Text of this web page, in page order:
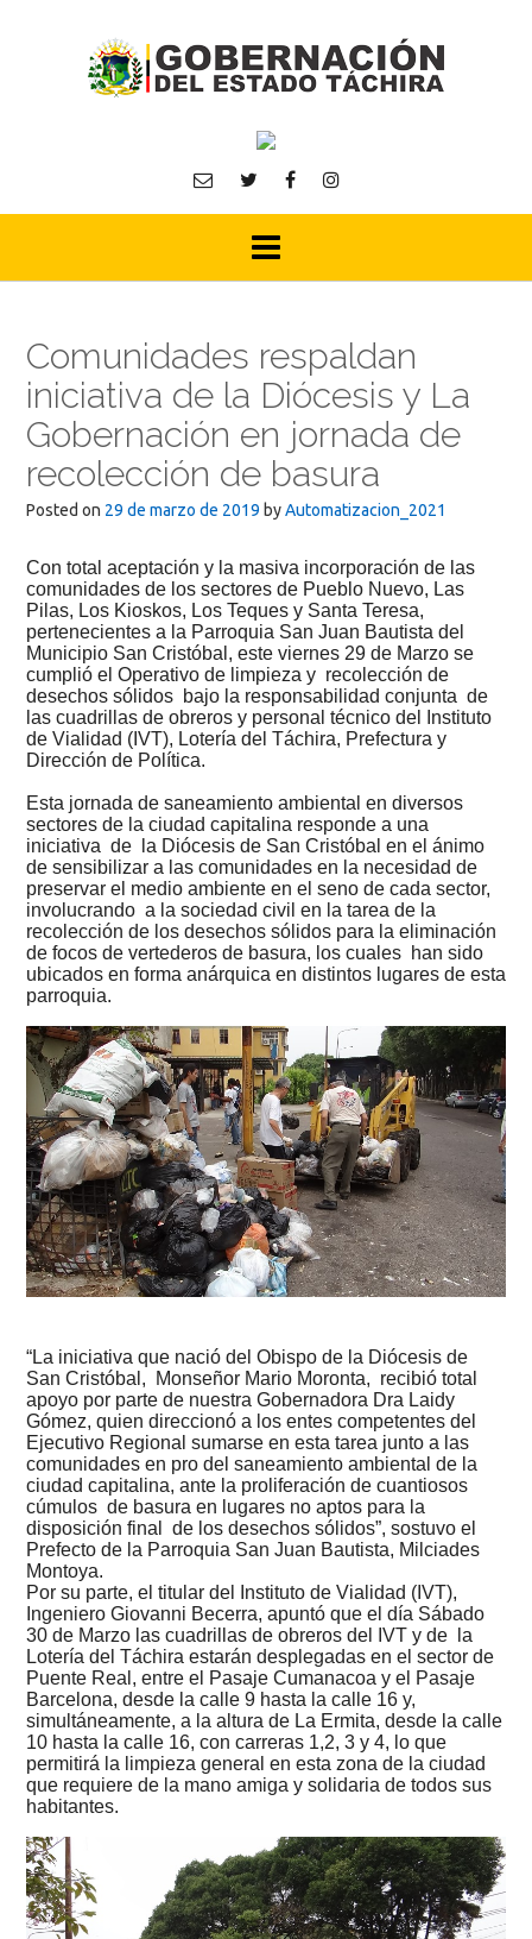
Comunidades respaldan
iniciativa de la Diócesis y La
Gobernación en jornada de
recolección de basura
Posted on 29 de marzo de 2019 byAutomatizacion_2021
Con total aceptación y la masiva incorporación de las
comunidades de los sectores de Pueblo Nuevo, Las
Pilas, Los Kioskos, Los Teques y Santa Teresa,
pertenecientes a la Parroquia San Juan Bautista del
Municipio San Cristóbal, este viernes 29 de Marzo se
cumplió el Operativo de limpieza y recolección de
desechos sólidos bajo la responsabilidad conjunta de
las cuadrillas de obreros y personal técnico del Instituto
de Vialidad (IVT), Lotería del Táchira, Prefectura y
Dirección de Política.
Esta jornada de saneamiento ambiental en diversos
sectores de la ciudad capitalina responde a una
iniciativa de la Diócesis de San Cristóbal en el ánimo
de sensibilizar a las comunidades en la necesidad de
preservar el medio ambiente en el seno de cada sector,
involucrando a la sociedad civil en la tarea de la
recolección de los desechos sólidos para la eliminación
de focos de vertederos de basura, los cuales han sido
ubicados en forma anárquica en distintos lugares de esta
parroquia.
“La iniciativa que nació del Obispo de la Diócesis de
San Cristóbal, Monseñor Mario Moronta, recibió total
apoyo por parte de nuestra Gobernadora Dra Laidy
Gómez, quien direccionó a los entes competentes del
Ejecutivo Regional sumarse en esta tarea junto a las
comunidades en pro del saneamiento ambiental de la
ciudad capitalina, ante la proliferación de cuantiosos
cúmulos de basura en lugares no aptos para la
disposición final de los desechos sólidos”, sostuvo el
Prefecto de la Parroquia San Juan Bautista, Milciades
Montoya.
Por su parte, el titular del Instituto de Vialidad (IVT),
Ingeniero Giovanni Becerra, apuntó que el día Sábado
30 de Marzo las cuadrillas de obreros del IVT y de la
Lotería del Táchira estarán desplegadas en el sector de
Puente Real, entre el Pasaje Cumanacoa y el Pasaje
Barcelona, desde la calle 9 hasta la calle 16 y,
simultáneamente, a la altura de La Ermita, desde la calle
10 hasta la calle 16, con carreras 1,2, 3 y 4, lo que
permitirá la limpieza general en esta zona de la ciudad
que requiere de la mano amiga y solidaria de todos sus
habitantes.